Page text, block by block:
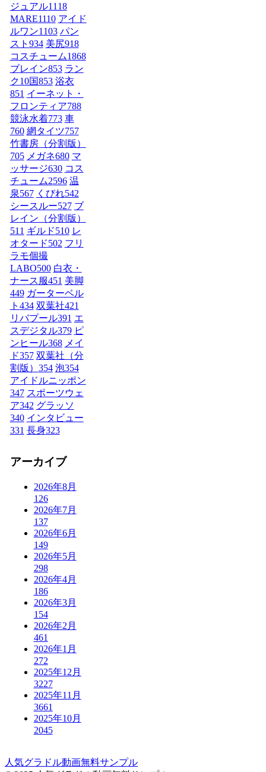
ジュアル1118
MARE1110 アイド
ルワン1103 パン
スト 934 美尻918
コスチューム1868
ブレイン853 ラン
ク10国853 浴衣
851 イーネット・
フロンティア788
競泳水着773 車
760 網タイツ757
竹書房（分割版）
705 メガネ680 マ
ッサージ630 コス
チューム2596 温
泉567 くびれ542
シースルー527 ブ
レイン（分割版）
511 ギルド510 レ
オタード502 フリ
ラモ個撮
LABO500 白衣・
ナース服451 美脚
449 ガーターベル
ト 434 双葉社421
リバプール391 エ
スデジタル379 ピ
ンヒール368 メイ
ド357 双葉社（分
割版） 354 泡354
アイドルニッポン
347 スポーツウェ
ア342 グラッソ
340 インタビュー
331 長身323
アーカイブ
2026年8月
126
2026年7月
137
2026年6月
149
2026年5月
298
2026年4月
186
2026年3月
154
2026年2月
461
2026年1月
272
2025年12月
3227
2025年11月
3661
2025年10月
2045
人気グラドル動画無料サンプル